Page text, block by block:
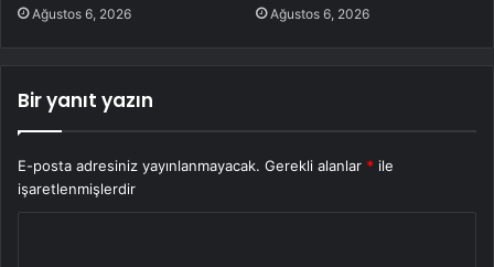
Ağustos 6, 2026 Ağustos 6, 2026
Bir yanıt yazın
E-posta adresiniz yayınlanmayacak. Gerekli alanlar * ile
işaretlenmişlerdir